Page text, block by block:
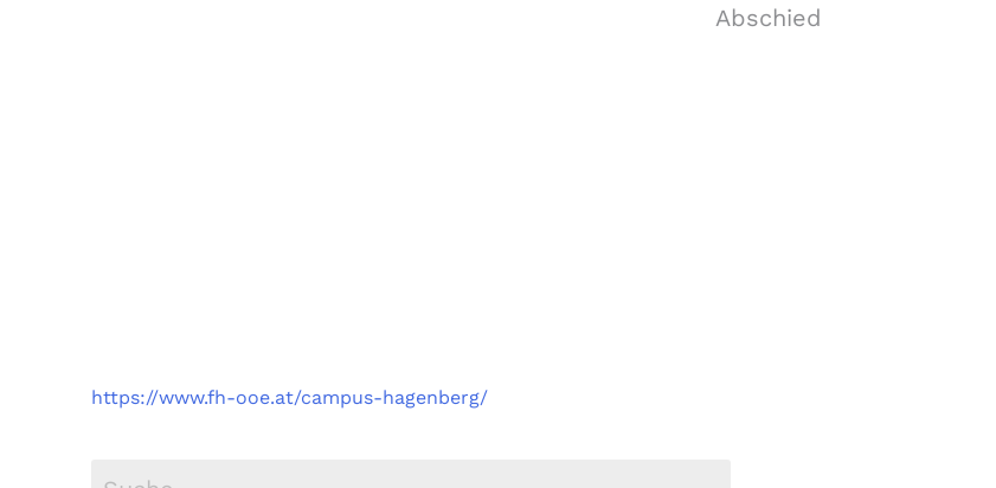
Abschied
https://www.fh-ooe.at/campus-hagenberg/